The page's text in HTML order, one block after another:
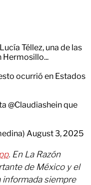
Téllez, una de las
Hermosillo...
ocurrió en Estados
@Claudiasheinque
August 3, 2025
. En La Razón
de México y el
informada siempre